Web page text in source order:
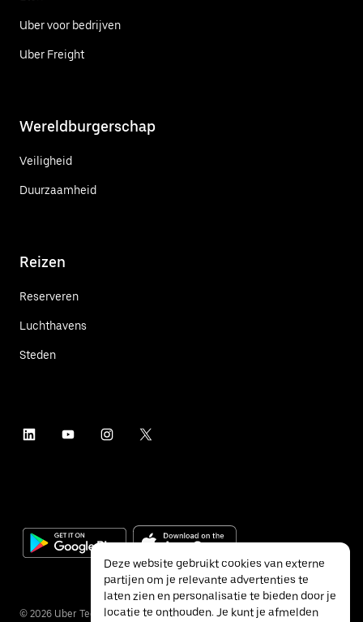
Uber voor bedrijven
Uber Freight
Wereldburgerschap
Veiligheid
Duurzaamheid
Reizen
Reserveren
Luchthavens
Steden
© 2026 Uber Technologies Inc.
Deze website gebruikt cookies van externe
partijen om je relevante advertenties te
laten zien en personalisatie te bieden door je
locatie te onthouden. Je kunt je afmelden